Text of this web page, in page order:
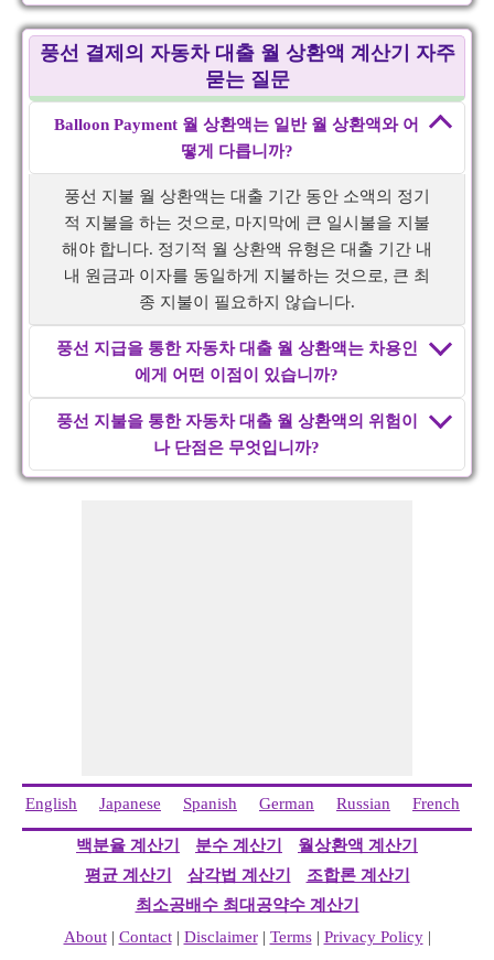
풍선 결제의 자동차 대출 월 상환액 계산기 자주
묻는 질문
Balloon Payment 월 상환액는 일반 월 상환액와 어
떻게 다릅니까?
풍선 지불 월 상환액는 대출 기간 동안 소액의 정기
적 지불을 하는 것으로, 마지막에 큰 일시불을 지불
해야 합니다. 정기적 월 상환액 유형은 대출 기간 내
내 원금과 이자를 동일하게 지불하는 것으로, 큰 최
종 지불이 필요하지 않습니다.
풍선 지급을 통한 자동차 대출 월 상환액는 차용인
에게 어떤 이점이 있습니까?
풍선 지불을 통한 자동차 대출 월 상환액의 위험이
나 단점은 무엇입니까?
English Japanese Spanish German Russian French
백분율 계산기 분수 계산기
월상환액 계산기
평균 계산기
삼각법 계산기
조합론 계산기
최소공배수 최대공약수 계산기
About| Contact| Disclaimer| Terms| Privacy Policy|